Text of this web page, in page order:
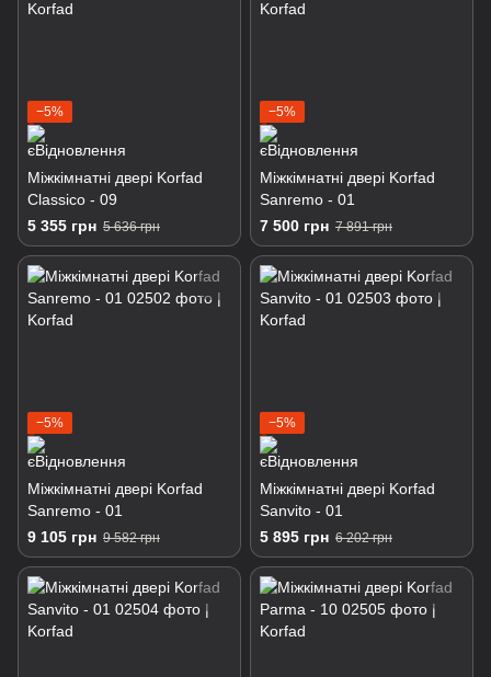
−5%
Міжкімнатні двері Korfad
Classico - 09
5 355 грн 5 636 грн
−5%
Міжкімнатні двері Korfad
Sanremo - 01
7 500 грн 7 891 грн
−5%
Міжкімнатні двері Korfad
Sanremo - 01
9 105 грн 9 582 грн
−5%
Міжкімнатні двері Korfad
Sanvito - 01
5 895 грн 6 202 грн